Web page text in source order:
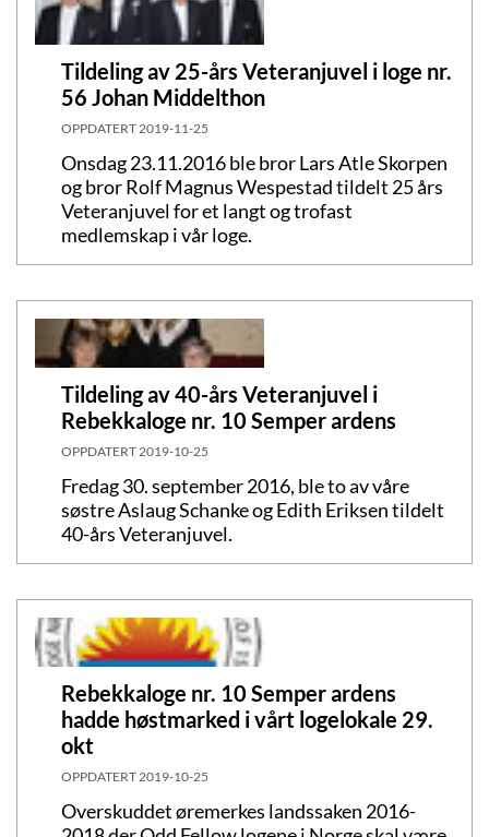
Tildeling av 25-års Veteranjuvel i loge nr.
56 Johan Middelthon
OPPDATERT 2019-11-25
Onsdag 23.11.2016 ble bror Lars Atle Skorpen
og bror Rolf Magnus Wespestad tildelt 25 års
Veteranjuvel for et langt og trofast
medlemskap i vår loge.
Tildeling av 40-års Veteranjuvel i
Rebekkaloge nr. 10 Semper ardens
OPPDATERT 2019-10-25
Fredag 30. september 2016, ble to av våre
søstre Aslaug Schanke og Edith Eriksen tildelt
40-års Veteranjuvel.
Rebekkaloge nr. 10 Semper ardens
hadde høstmarked i vårt logelokale 29.
okt
OPPDATERT 2019-10-25
Overskuddet øremerkes landssaken 2016-